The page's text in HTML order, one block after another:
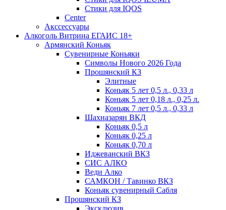
Стики для IQOS
Сenter
Акссессуары
Алкоголь Витрина ЕГАИС 18+
Армянский Коньяк
Сувенирные Коньяки
Символы Нового 2026 Года
Прошянский КЗ
Элитные
Коньяк 5 лет 0,5 л., 0,33 л
Коньяк 5 лет 0,18 л., 0,25 л.
Коньяк 7 лет 0,5 л., 0,33 л
Шахназарян ВКД
Коньяк 0,5 л
Коньяк 0,25 л
Коньяк 0,70 л
Иджеванский ВКЗ
СИС АЛКО
Веди Алко
САМКОН / Тавинко ВКЗ
Коньяк сувенирный Сабля
Прошянский КЗ
Эксклюзив